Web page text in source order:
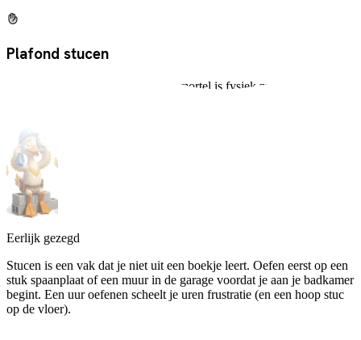
Plafond stucen
Boven je hoofd werken met natte mortel is fysiek zwaar en
Eerlijk gezegd
Stucen is een vak dat je niet uit een boekje leert. Oefen eerst op een
stuk spaanplaat of een muur in de garage voordat je aan je badkamer
begint. Een uur oefenen scheelt je uren frustratie (en een hoop stuc
op de vloer).